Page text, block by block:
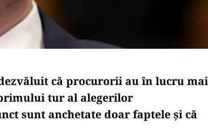
că procurorii au în lucru mai
tur al alegerilor
sunt anchetate doar faptele și că